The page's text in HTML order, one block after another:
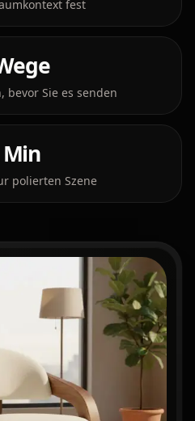
fest
bevor Sie es senden
Min
polierten Szene